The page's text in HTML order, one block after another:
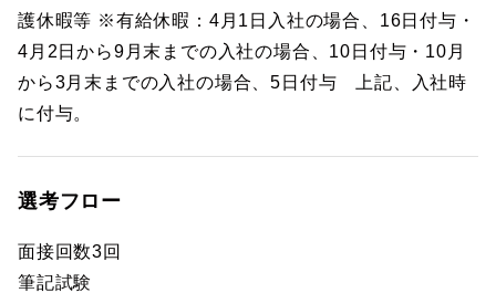
護休暇等 ※有給休暇：4月1日入社の場合、16日付与・
4月2日から9月末までの入社の場合、10日付与・10月
から3月末までの入社の場合、5日付与 上記、入社時
に付与。
選考フロー
面接回数3回
筆記試験